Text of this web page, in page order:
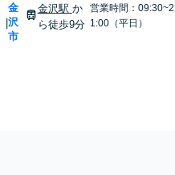
|
金
沢
市
金沢駅 か
ら徒歩9分
営業時間：09:30~2
1:00（平日）